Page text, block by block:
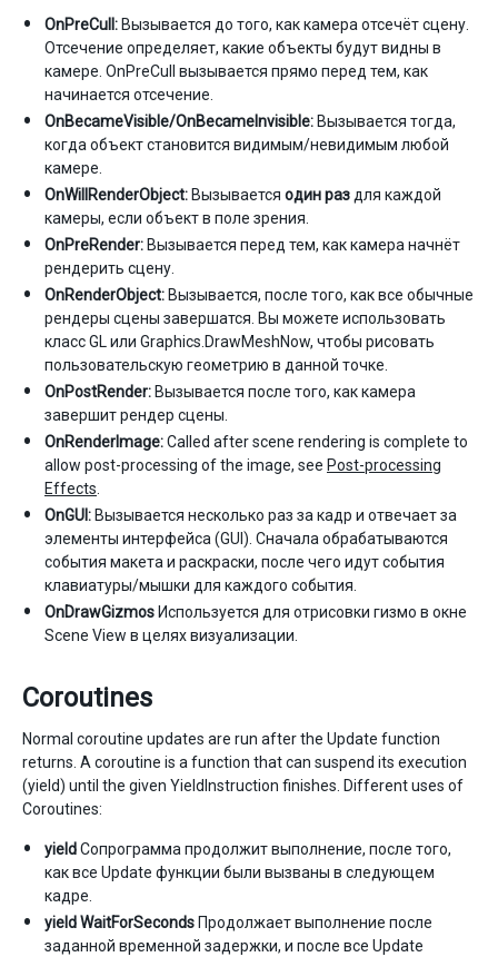
OnPreCull: Вызывается до того, как камера отсечёт сцену.
Отсечение определяет, какие объекты будут видны в
камере. OnPreCull вызывается прямо перед тем, как
начинается отсечение.
OnBecameVisible/OnBecameInvisible: Вызывается тогда,
когда объект становится видимым/невидимым любой
камере.
OnWillRenderObject: Вызывается один раз для каждой
камеры, если объект в поле зрения.
OnPreRender: Вызывается перед тем, как камера начнёт
рендерить сцену.
OnRenderObject: Вызывается, после того, как все обычные
рендеры сцены завершатся. Вы можете использовать
класс GL или Graphics.DrawMeshNow, чтобы рисовать
пользовательскую геометрию в данной точке.
OnPostRender: Вызывается после того, как камера
завершит рендер сцены.
OnRenderImage:Called after scene rendering is complete to
allow post-processing of the image, see Post-processing
Effects
OnGUI: Вызывается несколько раз за кадр и отвечает за
элементы интерфейса (GUI). Сначала обрабатываются
события макета и раскраски, после чего идут события
клавиатуры/мышки для каждого события.
OnDrawGizmos Используется для отрисовки гизмо в окне
Scene View в целях визуализации.
Coroutines
Normal coroutine updates are run after the Update function
returns. A coroutine is a function that can suspend its execution
(yield) until the given YieldInstruction finishes. Different uses of
Coroutines:
yieldСопрограмма продолжит выполнение, после того,
как все Update функции были вызваны в следующем
кадре.
yield WaitForSeconds Продолжает выполнение после
заданной временной задержки, и после все Update